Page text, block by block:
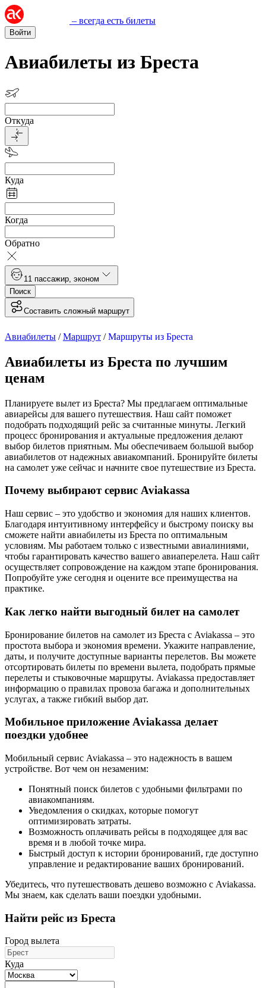
– всегда есть билеты
Войти
Авиабилеты из Бреста
Откуда
Куда
Когда
Обратно
1 1 пассажир эконом
Поиск
Составить сложный маршрут
Авиабилеты /Маршрут /Маршруты из Бреста
Авиабилеты из Бреста по лучшим
ценам
Планируете вылет из Бреста? Мы предлагаем оптимальные
авиарейсы для вашего путешествия. Наш сайт поможет
подобрать подходящий рейс за считанные минуты. Легкий
процесс бронирования и актуальные предложения делают
выбор билетов приятным. Мы обеспечиваем большой выбор
авиабилетов от надежных авиакомпаний. Бронируйте билеты
на самолет уже сейчас и начните свое путешествие из Бреста.
Почему выбирают сервис Aviakassa
Наш сервис – это удобство и экономия для наших клиентов.
Благодаря интуитивному интерфейсу и быстрому поиску вы
сможете найти авиабилеты из Бреста по оптимальным
условиям. Мы работаем только с известными авиалиниями,
чтобы гарантировать качество вашего авиаперелета. Наш сайт
осуществляет сопровождение на каждом этапе бронирования.
Попробуйте уже сегодня и оцените все преимущества на
практике.
Как легко найти выгодный билет на самолет
Бронирование билетов на самолет из Бреста с Aviakassa – это
простота выбора и экономия времени. Укажите направление,
даты, и получите доступные варианты перелетов. Вы можете
отсортировать билеты по времени вылета, подобрать прямые
перелеты и стыковочные маршруты. Aviakassa предоставляет
информацию о правилах провоза багажа и дополнительных
услугах, а также гибкий выбор дат.
Мобильное приложение Aviakassa делает
поездки удобнее
Мобильный сервис Aviakassa – это надежность в вашем
устройстве. Вот чем он незаменим:
Понятный поиск билетов с удобными фильтрами по
авиакомпаниям.
Уведомления о скидках, которые помогут
оптимизировать затраты.
Возможность оплачивать рейсы в подходящее для вас
время и в любой точке мира.
Быстрый доступ к истории бронирований, где доступно
управление и редактирование ваших бронирований.
Убедитесь, что путешествовать дешево возможно с Aviakassa.
Мы знаем, как сделать ваши поездки удобными.
Найти рейс из Бреста
Город вылета
Куда